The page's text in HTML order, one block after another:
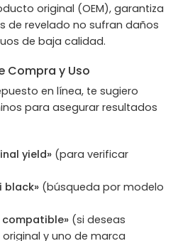
original (OEM), garantiza
de revelado no sufran daños
de baja calidad.
Compra y Uso
en línea, te sugiero
para asegurar resultados
yield» (para verificar
black» (búsqueda por modelo
compatible» (si deseas
y uno de marca